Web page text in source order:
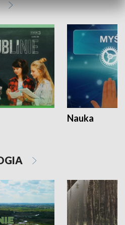
Nauka